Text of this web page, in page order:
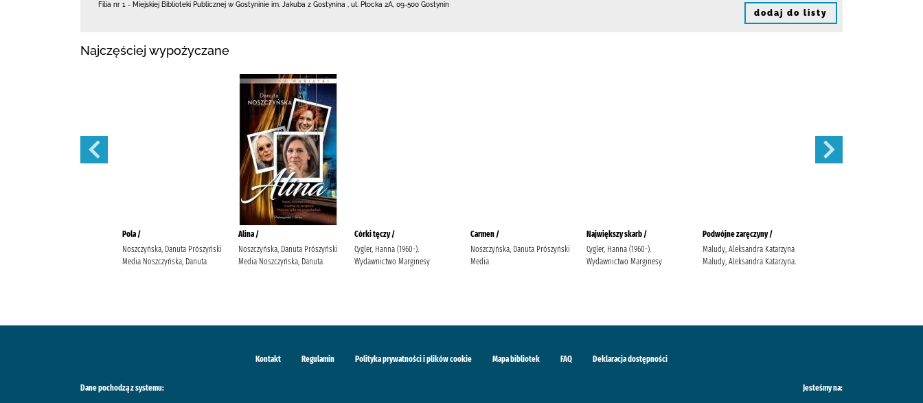
Filia nr 1 - Miejskiej Biblioteki Publicznej w Gostyninie im. Jakuba z Gostynina ul. Płocka 2A 09-500 Gostynin
dodaj do listy
Najczęściej wypożyczane
Pola /
Noszczyńska, Danuta Prószyński
Media Noszczyńska, Danuta
Alina /
Noszczyńska, Danuta Prószyński
Media Noszczyńska, Danuta
Córki tęczy /
Cygler, Hanna (1960-).
Wydawnictwo Marginesy
Carmen /
Noszczyńska, Danuta Prószyński
Media
Największy skarb /
Cygler, Hanna (1960-).
Wydawnictwo Marginesy
Podwójne zaręczyny /
Maludy, Aleksandra Katarzyna
Maludy, Aleksandra Katarzyna.
Kontakt Regulamin Polityka prywatności i plików cookie Mapa bibliotek FAQ Deklaracja dostępności
Dane pochodzą z systemu: Jesteśmy na: